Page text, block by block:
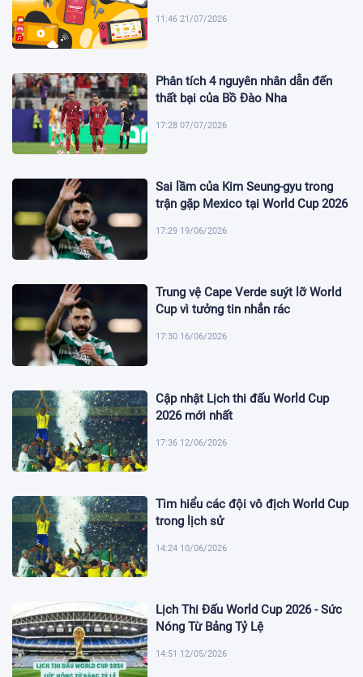
11:46 21/07/2026
Phân tích 4 nguyên nhân dẫn đến
thất bại của Bồ Đào Nha
17:28 07/07/2026
Sai lầm của Kim Seung-gyu trong
trận gặp Mexico tại World Cup 2026
17:29 19/06/2026
Trung vệ Cape Verde suýt lỡ World
Cup vì tưởng tin nhắn rác
17:30 16/06/2026
Cập nhật Lịch thi đấu World Cup
2026 mới nhất
17:36 12/06/2026
Tìm hiểu các đội vô địch World Cup
trong lịch sử
14:24 10/06/2026
Lịch Thi Đấu World Cup 2026 - Sức
Nóng Từ Bảng Tỷ Lệ
14:51 12/05/2026